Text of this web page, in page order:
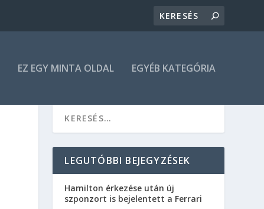
EZ EGY MINTA OLDAL EGYÉB KATEGÓRIA
LEGUTÓBBI BEJEGYZÉSEK
Hamilton érkezése után új
szponzort is bejelentett a Ferrari